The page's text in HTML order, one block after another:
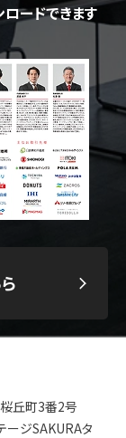
ードできます
丘町3番2号
ージSAKURAタ